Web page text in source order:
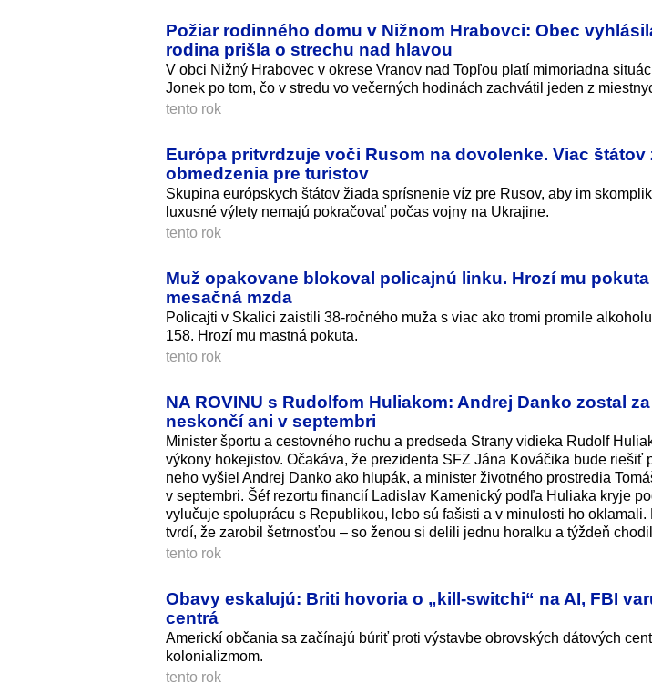
Požiar rodinného domu v Nižnom Hrabovci: Obec
rodina prišla o strechu nad hlavou
V obci Nižný Hrabovec v okrese Vranov nad Topľou platí mimoriadna
Jonek po tom, čo v stredu vo večerných hodinách zachvátil jeden z
tento rok
Európa pritvrdzuje voči Rusom na dovolenke. Viac štátov
obmedzenia pre turistov
Skupina európskych štátov žiada sprísnenie víz pre Rusov, aby im
luxusné výlety nemajú pokračovať počas vojny na Ukrajine.
tento rok
Muž opakovane blokoval policajnú linku. Hrozí mu
mesačná mzda
Policajti v Skalici zaistili 38-ročného muža s viac ako tromi promile
158. Hrozí mu mastná pokuta.
tento rok
NA ROVINU s Rudolfom Huliakom: Andrej Danko zostal
neskončí ani v septembri
Minister športu a cestovného ruchu a predseda Strany vidieka Rudolf
výkony hokejistov. Očakáva, že prezidenta SFZ Jána Kováčika bude riešiť
neho vyšiel Andrej Danko ako hlupák, a minister životného prostredia
v septembri. Šéf rezortu financií Ladislav Kamenický podľa Huliaka kryje
vylučuje spoluprácu s Republikou, lebo sú fašisti a v minulosti ho oklamali.
tvrdí, že zarobil šetrnosťou – so ženou si delili jednu horalku a týždeň
tento rok
Obavy eskalujú: Briti hovoria o „kill-switchi“ na AI, FBI
centrá
Americkí občania sa začínajú búriť proti výstavbe obrovských dátových
kolonializmom.
tento rok